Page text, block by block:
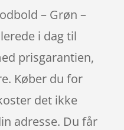
– Grøn –
i dag til
prisgarantien,
Køber du for
det ikke
adresse. Du får